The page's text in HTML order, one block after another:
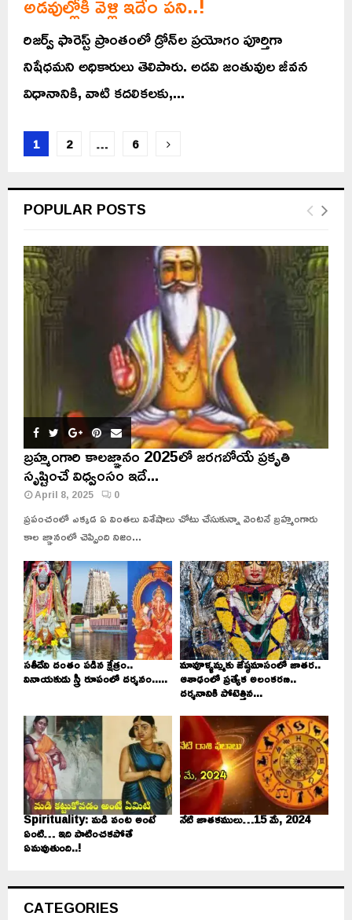
రిజర్వ్ ఫారెస్ట్ ప్రాంతంలో డ్రోన్‌ల ప్రయోగం పూర్తిగా
నిషేధమని అధికారులు తెలిపారు. అడవి జంతువుల జీవన
విధానానికి, వాటి కదలికలకు,...
Posts
1 2 … 6
POPULAR POSTS
బ్రహ్మంగారి కాలజ్ఞానం 2025లో జరగబోయే ప్రకృతి
సృష్టించే విధ్వంసం ఇదే...
April 8, 2025 0
ప్రపంచంలో ఎక్కడ ఏ వింతలు విశేషాలు చోటు చేసుకున్నా వెంటనే బ్రహ్మంగారు
కాల జ్ఞానంలో చెప్పింది నిజం...
సతీదేవి దంతం పడిన క్షేత్రం..
వినాయకుడు స్త్రీ రూపంలో దర్శనం.....
మావూళ్ళమ్మకు జేష్ఠమాసంలో జాతర..
ఆశాఢంలో ప్రత్యేక అలంకరణ..
దర్శనానికి పోటెత్తిన...
Spirituality: మడి వంట అంటే
ఏంటి… ఇది పాటించకపోతే
ఏమవుతుంది..!
నేటి జాతకములు…15 మే, 2024
CATEGORIES